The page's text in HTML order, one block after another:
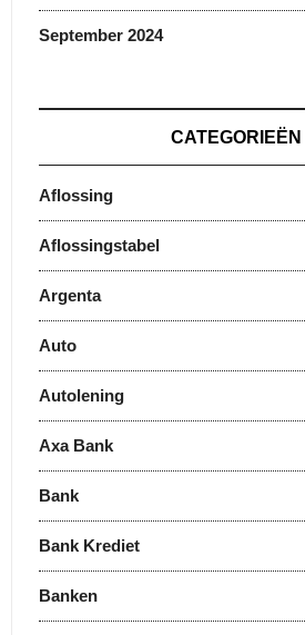
September 2024
CATEGORIEËN
Aflossing
Aflossingstabel
Argenta
Auto
Autolening
Axa Bank
Bank
Bank Krediet
Banken